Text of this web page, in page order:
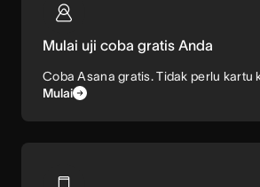
Mulai uji coba gratis Anda
Coba Asana gratis. Tidak perlu kartu
Mulai